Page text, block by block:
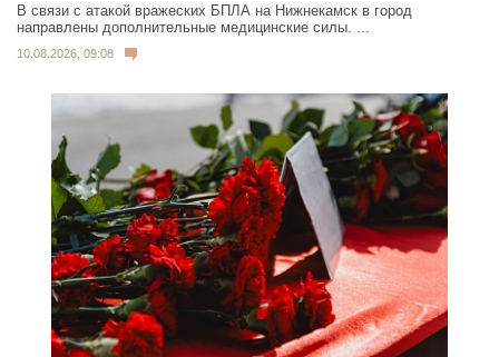
В связи с атакой вражеских БПЛА на Нижнекамск в город
направлены дополнительные медицинские силы. ...
10.08.2026, 09:08